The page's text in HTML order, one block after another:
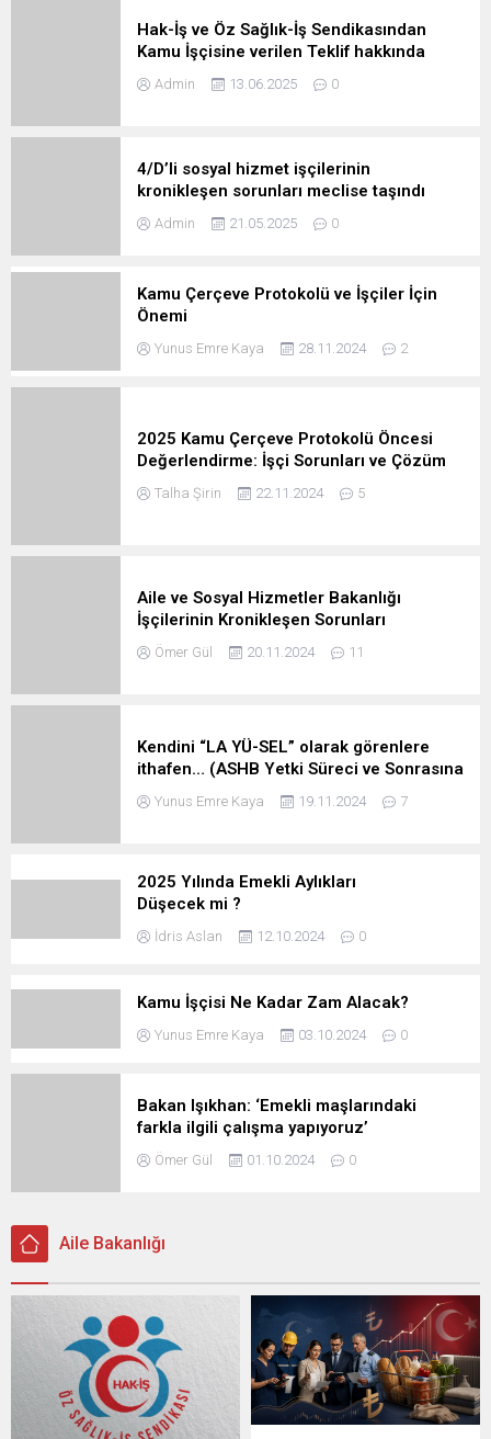
Hak-İş ve Öz Sağlık-İş Sendikasından
Kamu İşçisine verilen Teklif hakkında
Açıklama
Admin 13.06.2025 0
4/D’li sosyal hizmet işçilerinin
kronikleşen sorunları meclise taşındı
Admin 21.05.2025 0
Kamu Çerçeve Protokolü ve İşçiler İçin
Önemi
Yunus Emre Kaya 28.11.2024 2
2025 Kamu Çerçeve Protokolü Öncesi
Değerlendirme: İşçi Sorunları ve Çözüm
Beklentileri
Talha Şirin 22.11.2024 5
Aile ve Sosyal Hizmetler Bakanlığı
İşçilerinin Kronikleşen Sorunları
Ömer Gül 20.11.2024 11
Kendini “LA YÜ-SEL” olarak görenlere
ithafen… (ASHB Yetki Süreci ve Sonrasına
Dair…)
Yunus Emre Kaya 19.11.2024 7
2025 Yılında Emekli Aylıkları
Düşecek mi ?
İdris Aslan 12.10.2024 0
Kamu İşçisi Ne Kadar Zam Alacak?
Yunus Emre Kaya 03.10.2024 0
Bakan Işıkhan: ‘Emekli maşlarındaki
farkla ilgili çalışma yapıyoruz’
Ömer Gül 01.10.2024 0
Aile Bakanlığı